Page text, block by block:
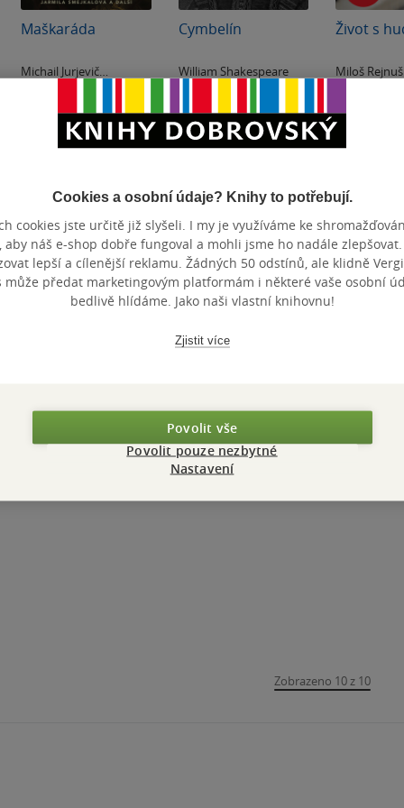
Maškaráda
Michail Jurjevič
hvězdiček
209 Kč
Cymbelín
William Shakespeare
hvězdiček
109 Kč
Život s
Miloš Rejnuš
hvězdiček
99 Kč
Zobrazeno 10 z 10
Cookies a osobní údaje? Knihy to potřebují.
cookies jste určitě již slyšeli. I my je využíváme ke
aby náš e-shop dobře fungoval a mohli jsme ho nadále zlepšovat.
lepší a cílenější reklamu. Žádných 50 odstínů, ale klidně
může předat marketingovým platformám i některé vaše osobní
bedlivě hlídáme. Jako naši vlastní knihovnu!
Zjistit více
Povolit vše
Povolit pouze nezbytné
Nastavení